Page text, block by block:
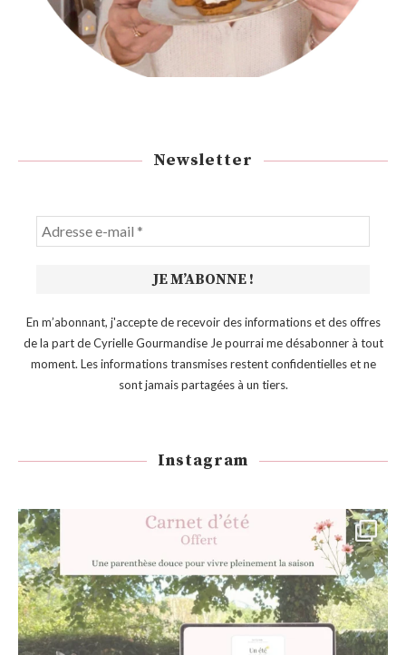
Newsletter
En m’abonnant, j'accepte de recevoir des informations et des offres
de la part de Cyrielle Gourmandise Je pourrai me désabonner à tout
moment. Les informations transmises restent confidentielles et ne
sont jamais partagées à un tiers.
Instagram